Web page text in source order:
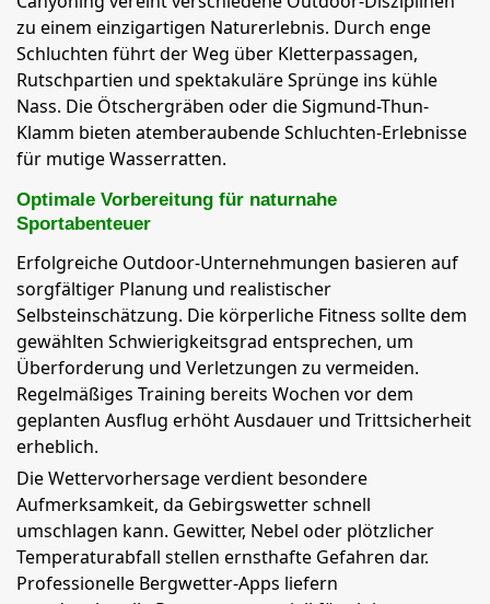
zu einem einzigartigen Naturerlebnis. Durch enge
Schluchten führt der Weg über Kletterpassagen,
Rutschpartien und spektakuläre Sprünge ins kühle
Nass. Die Ötschergräben oder die Sigmund-Thun-
Klamm bieten atemberaubende Schluchten-Erlebnisse
für mutige Wasserratten.
Optimale Vorbereitung für naturnahe
Sportabenteuer
Erfolgreiche Outdoor-Unternehmungen basieren auf
sorgfältiger Planung und realistischer
Selbsteinschätzung. Die körperliche Fitness sollte dem
gewählten Schwierigkeitsgrad entsprechen, um
Überforderung und Verletzungen zu vermeiden.
Regelmäßiges Training bereits Wochen vor dem
geplanten Ausflug erhöht Ausdauer und Trittsicherheit
erheblich.
Die Wettervorhersage verdient besondere
Aufmerksamkeit, da Gebirgswetter schnell
umschlagen kann. Gewitter, Nebel oder plötzlicher
Temperaturabfall stellen ernsthafte Gefahren dar.
Professionelle Bergwetter-Apps liefern